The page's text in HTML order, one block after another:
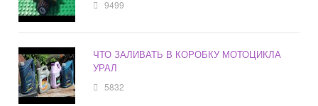
9499
ЧТО ЗАЛИВАТЬ В КОРОБКУ МОТОЦИКЛА
УРАЛ
5832